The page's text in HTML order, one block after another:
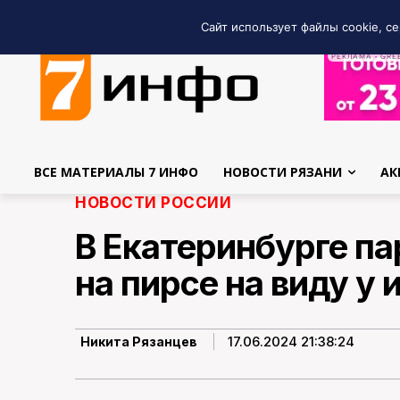
РЕКЛАМА •
ВСЕ МАТЕРИАЛЫ 7 ИНФО НОВОСТИ РЯЗАНИ
НОВОСТИ РОССИИ
В Екатеринбурге
на пирсе на виду у
Никита Рязанцев 17.06.2024 21:38:24
Сайт использует файлы cookie,